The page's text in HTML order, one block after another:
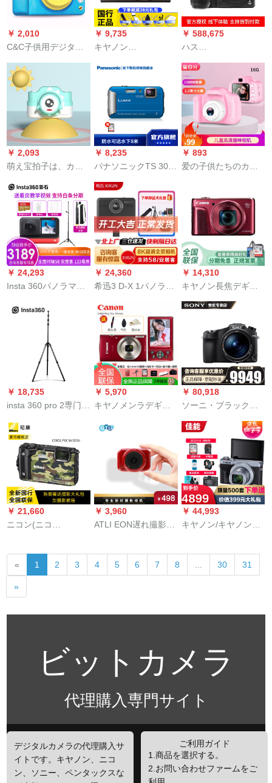
MM増倍镜セント
￥ 2,010
C&C子供用デジタ
ロレゼインポスポス
ツカメラミナミ一眼
レフ復古小一眼レフ
カラカラ色
￥ 9,735
キヤノン
学生入门级デジタル
メーラ家庭旅行ハイ
ビアン长焦点カーメ
ン银色セク+SD 32 G
カード+スクリング
+キヤノ原装备用バッ
テリー
￥ 588,675
ハス
1 D II 50 Cの絵の幅
は逆デジタルメx 1 d
2の新型の2世代X
1+XCD 80/1.9のレン
ズがあらせます。
￥ 2,093
萌え宝拍子は、カム
ルメラWIFI传送シミ
レ・ショウ一眼レフ
赤ちゃん誕生日プレ
ゼC 2青恐竜16 G
￥ 8,235
パナソニックTS 30デ
ジタルメラ/スポメラ/
四防カメラ防水、防
塵、耐震、凍結防止
水色
￥ 893
爱の子供たちのカマ
日プリセットC.2.0ラ
インクレーンのデジ
タル・メラの男の子
のおもちゃん3-12歳
の诞生日
￥ 24,293
Insta 360パノラマイ
产仲介临感モバイル
ブロカーーは58安居
客123が部屋の贝壳を
见て、例えば捜査室
OneR不动产版Oner
の4つをサポトしてい
ます。
￥ 24,360
希迅3 D-X 1パノラカ
産仲介パノラマイビ
ル58安居客臨感指定
モバイバイルボロ8 K
超高清画質720度撮影
VR 58安居客用セト。
￥ 14,310
キヤノン長焦デギル
カラパワーショット
SX 720/740 HSファ
ミリー旅行カメラ4 K
PowerShot SX 720
HS赤公式装備（景品
を除く）
￥ 18,735
insta 360 pro 2専门レ
DCVR手ブラ防止カメ
ラノラマビィーを展
示します。
￥ 5,970
キヤノメンラデギル
190 175カラカラ学生
入門携帯帯用家庭用
カマラIXUS 175赤公
式標準装備
￥ 80,918
ソーニ・ブラックス
庭用旅行カメラ長焦
点黒カードドRX 10
M 4公式標準装備
￥ 21,660
ニコン(ニコ
デビルカーメン/潜水
カメラ/水中观光カメ
ファセト
￥ 3,960
ATLI EON遅れ撮影カ
Vlogcame la植物旅行
プロモーションビデ
￥ 44,993
キヤノン/キヤノン
映像g 7 x 3/G 7 X 2キ
ヤンG 7 X 3(シルバ限
« 1 2 3 4 5 6 7 8 30 31
»
ビットカメラ
代理購入専門サイト
デジタルカメラの代理購入サ
イトです。キヤノン、ニコ
ン、ソニー、ペンタックスな
ご利用ガイド
1.商品を選択する。
2.お問い合わせファームをご